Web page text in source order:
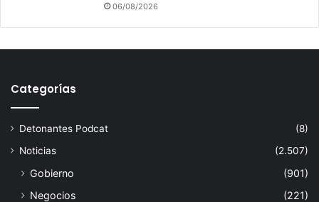
06/08/2026
Categorías
Detonantes Podcat
(8)
Noticias
(2.507)
Gobierno
(901)
Negocios
(221)